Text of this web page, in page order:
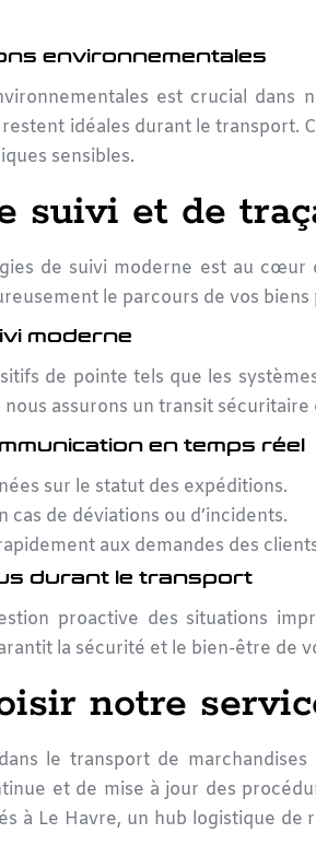
environnementales
est crucial
idéales durant le
sensibles.
suivi et de
de suivi moderne est au cœur
le parcours de vos biens
moderne
de pointe tels que les
nous assurons un transit
en temps réel
sur le statut des expéditions.
cas de déviations ou d’incidents.
aux demandes des
durant le transport
proactive des situations
la sécurité et le bien-être de
notre
le transport de marchandises
et de mise à jour des
à Le Havre, un hub logistique